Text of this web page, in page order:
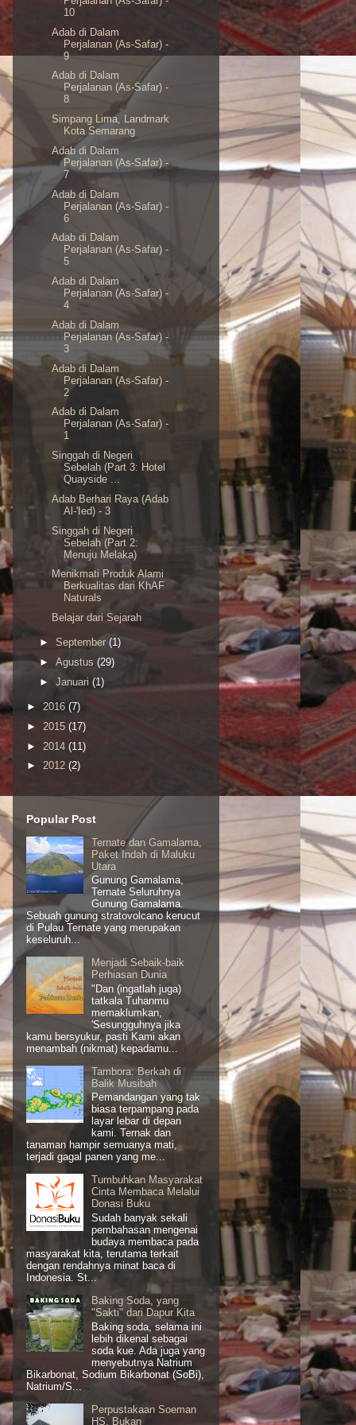
10
Adab di Dalam
Perjalanan (As-Safar) -
9
Adab di Dalam
Perjalanan (As-Safar) -
8
Simpang Lima, Landmark
Kota Semarang
Adab di Dalam
Perjalanan (As-Safar) -
7
Adab di Dalam
Perjalanan (As-Safar) -
6
Adab di Dalam
Perjalanan (As-Safar) -
5
Adab di Dalam
Perjalanan (As-Safar) -
4
Adab di Dalam
Perjalanan (As-Safar) -
3
Adab di Dalam
Perjalanan (As-Safar) -
2
Adab di Dalam
Perjalanan (As-Safar) -
1
Singgah di Negeri
Sebelah (Part 3: Hotel
Quayside ...
Adab Berhari Raya (Adab
Al-'Ied) - 3
Singgah di Negeri
Sebelah (Part 2:
Menuju Melaka)
Menikmati Produk Alami
Berkualitas dari KhAF
Naturals
Belajar dari Sejarah
► September (1)
► Agustus (29)
► Januari (1)
► 2016 (7)
► 2015 (17)
► 2014 (11)
► 2012 (2)
Popular Post
Ternate dan Gamalama,
Paket Indah di Maluku
Utara
Gunung Gamalama,
Ternate Seluruhnya
Gunung Gamalama.
Sebuah gunung stratovolcano kerucut
di Pulau Ternate yang merupakan
keseluruh...
Menjadi Sebaik-baik
Perhiasan Dunia
"Dan (ingatlah juga)
tatkala Tuhanmu
memaklumkan,
'Sesungguhnya jika
kamu bersyukur, pasti Kami akan
menambah (nikmat) kepadamu...
Tambora: Berkah di
Balik Musibah
Pemandangan yang tak
biasa terpampang pada
layar lebar di depan
kami. Ternak dan
tanaman hampir semuanya mati,
terjadi gagal panen yang me...
Tumbuhkan Masyarakat
Cinta Membaca Melalui
Donasi Buku
Sudah banyak sekali
pembahasan mengenai
budaya membaca pada
masyarakat kita, terutama terkait
dengan rendahnya minat baca di
Indonesia. St...
Baking Soda, yang
"Sakti" dari Dapur Kita
Baking soda, selama ini
lebih dikenal sebagai
soda kue. Ada juga yang
menyebutnya Natrium
Bikarbonat, Sodium Bikarbonat (SoBi),
Natrium/S...
Perpustakaan Soeman
HS, Bukan